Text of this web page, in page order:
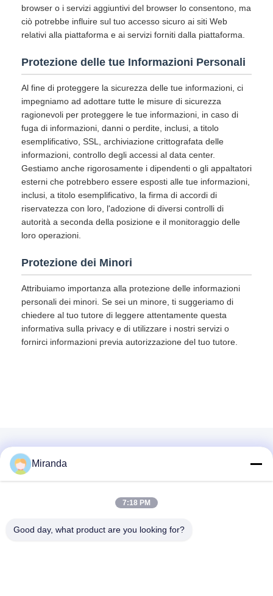
browser o i servizi aggiuntivi del browser lo consentono, ma
ciò potrebbe influire sul tuo accesso sicuro ai siti Web
relativi alla piattaforma e ai servizi forniti dalla piattaforma.
Protezione delle tue Informazioni Personali
Al fine di proteggere la sicurezza delle tue informazioni, ci
impegniamo ad adottare tutte le misure di sicurezza
ragionevoli per proteggere le tue informazioni, in caso di
fuga di informazioni, danni o perdite, inclusi, a titolo
esemplificativo, SSL, archiviazione crittografata delle
informazioni, controllo degli accessi al data center.
Gestiamo anche rigorosamente i dipendenti o gli appaltatori
esterni che potrebbero essere esposti alle tue informazioni,
inclusi, a titolo esemplificativo, la firma di accordi di
riservatezza con loro, l'adozione di diversi controlli di
autorità a seconda della posizione e il monitoraggio delle
loro operazioni.
Protezione dei Minori
Attribuiamo importanza alla protezione delle informazioni
personali dei minori. Se sei un minore, ti suggeriamo di
chiedere al tuo tutore di leggere attentamente questa
informativa sulla privacy e di utilizzare i nostri servizi o
fornirci informazioni previa autorizzazione del tuo tutore.
6° e 7° piano, edificio 5, Haifu Innovation Technology
Miranda
7:18 PM
Good day, what product are you looking for?